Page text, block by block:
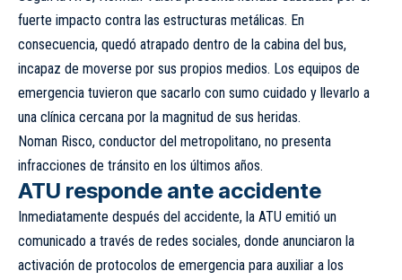
fuerte impacto contra las estructuras metálicas. En
consecuencia, quedó atrapado dentro de la cabina del bus,
incapaz de moverse por sus propios medios. Los equipos de
emergencia tuvieron que sacarlo con sumo cuidado y llevarlo a
una clínica cercana por la magnitud de sus heridas.
Noman Risco, conductor del metropolitano, no presenta
infracciones de tránsito en los últimos años.
ATU responde ante accidente
Inmediatamente después del accidente, la ATU emitió un
comunicado a través de redes sociales, donde anunciaron la
activación de protocolos de emergencia para auxiliar a los